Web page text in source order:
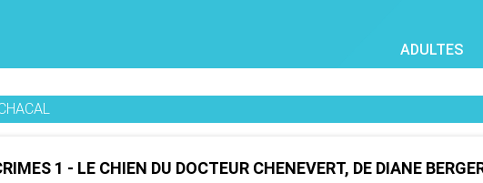
ADULTES
1 - LE CHIEN DU DOCTEUR CHENEVERT, DE DIANE